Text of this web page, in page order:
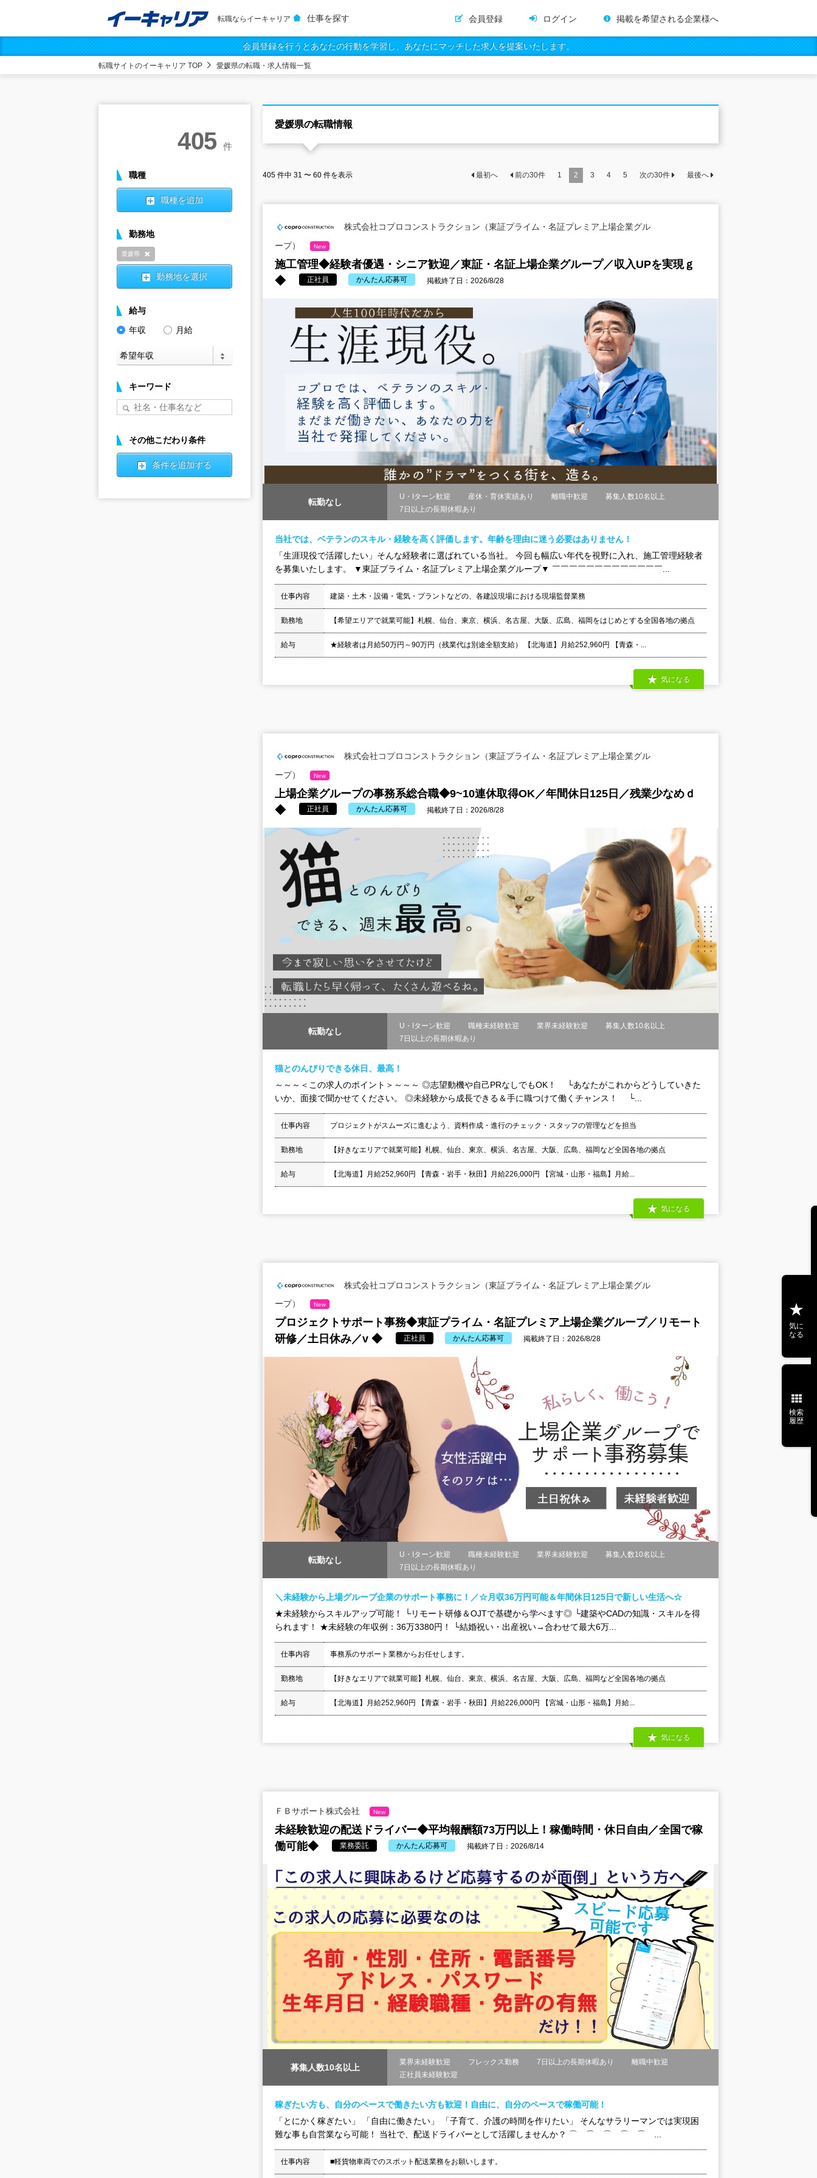
転職ならイーキャリア 仕事を探す 会員登録 ログイン 掲載を希望される企業様へ
会員登録を行うとあなたの行動を学習し、あなたにマッチした求人を提案いたします。
転職サイトのイーキャリア TOP 愛媛県の転職・求人情報一覧
愛媛県の転職情報
405 件中 31 〜 60 件を表示 最初へ 前の30件 1 2 3 4 5 次の30件 最後へ
株式会社コプロコンストラクション（東証プライム・名証プレミア上場企業グル
ープ）
New
施工管理◆経験者優遇・シニア歓迎／東証・名証上場企業グループ／収入UPを実現ｇ
◆
正社員 かんたん応募可 掲載終了日：2026/8/28
転勤なし
U・Iターン歓迎 産休・育休実績あり 離職中歓迎
募集人数10名以上
7日以上の長期休暇あり
当社では、ベテランのスキル・経験を高く評価します。年齢を理由に迷う必要はありません！
「生涯現役で活躍したい」そんな経験者に選ばれている当社。 今回も幅広い年代を視野に入れ、施工管理経験者
を募集いたします。 ▼東証プライム・名証プレミア上場企業グループ▼ ￣￣￣￣￣￣￣￣￣￣￣￣￣...
仕事内容 建築・土木・設備・電気・プラントなどの、各建設現場における現場監督業務
勤務地 【希望エリアで就業可能】札幌、仙台、東京、横浜、名古屋、大阪、広島、福岡をはじめとする全国各地の拠点
給与 ★経験者は月給50万円～90万円（残業代は別途全額支給） 【北海道】月給252,960円 【青森・...
気になる
株式会社コプロコンストラクション（東証プライム・名証プレミア上場企業グル
ープ）
New
上場企業グループの事務系総合職◆9~10連休取得OK／年間休日125日／残業少なめｄ
◆
正社員 かんたん応募可 掲載終了日：2026/8/28
転勤なし
U・Iターン歓迎 職種未経験歓迎 業界未経験歓迎
募集人数10名以上
7日以上の長期休暇あり
猫とのんびりできる休日、最高！
～～～＜この求人のポイント＞～～～ ◎志望動機や自己PRなしでもOK！ └あなたがこれからどうしていきた
いか、面接で聞かせてください。 ◎未経験から成長できる＆手に職つけて働くチャンス！ └...
仕事内容 プロジェクトがスムーズに進むよう、資料作成・進行のチェック・スタッフの管理などを担当
勤務地 【好きなエリアで就業可能】札幌、仙台、東京、横浜、名古屋、大阪、広島、福岡など全国各地の拠点
給与 【北海道】月給252,960円 【青森・岩手・秋田】月給226,000円 【宮城・山形・福島】月給...
気になる
株式会社コプロコンストラクション（東証プライム・名証プレミア上場企業グル
ープ）
New
プロジェクトサポート事務◆東証プライム・名証プレミア上場企業グループ／リモート
研修／土日休み／v ◆
正社員 かんたん応募可 掲載終了日：2026/8/28
転勤なし
U・Iターン歓迎 職種未経験歓迎 業界未経験歓迎
募集人数10名以上
7日以上の長期休暇あり
＼未経験から上場グループ企業のサポート事務に！／☆月収36万円可能＆年間休日125日で新しい生活へ☆
★未経験からスキルアップ可能！ └リモート研修＆OJTで基礎から学べます◎ └建築やCADの知識・スキルを得
られます！ ★未経験の年収例：36万3380円！ └結婚祝い・出産祝い→合わせて最大6万...
仕事内容 事務系のサポート業務からお任せします。
勤務地 【好きなエリアで就業可能】札幌、仙台、東京、横浜、名古屋、大阪、広島、福岡など全国各地の拠点
給与 【北海道】月給252,960円 【青森・岩手・秋田】月給226,000円 【宮城・山形・福島】月給...
気になる
ＦＢサポート株式会社 New
未経験歓迎の配送ドライバー◆平均報酬額73万円以上！稼働時間・休日自由／全国で稼
働可能◆
業務委託 かんたん応募可 掲載終了日：2026/8/14
募集人数10名以上
業界未経験歓迎 フレックス勤務 7日以上の長期休暇あり
離職中歓迎
正社員未経験歓迎
稼ぎたい方も、自分のペースで働きたい方も歓迎！自由に、自分のペースで稼働可能！
「とにかく稼ぎたい」 「自由に働きたい」 「子育て、介護の時間を作りたい」 そんなサラリーマンでは実現困
難な事も自営業なら可能！ 当社で、配送ドライバーとして活躍しませんか？ ⌒ ⌒ ⌒ ⌒ ⌒ ...
仕事内容 ■軽貨物車両でのスポット配送業務をお願いします。
405 件
職種
職種を追加
勤務地
愛媛県
勤務地を選択
給与
年収
月給
キーワード
その他こだわり条件
条件を追加する
気に
なる
検索
履歴